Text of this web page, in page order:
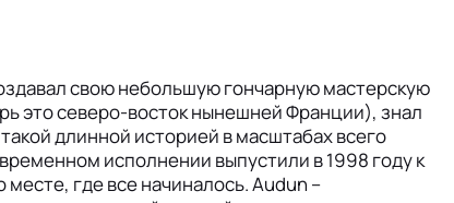
свою небольшую гончарную мастерскую
это северо-восток нынешней Франции), знал
длинной историей в масштабах всего
исполнении выпустили в 1998 году к
где все начиналось. Audun –